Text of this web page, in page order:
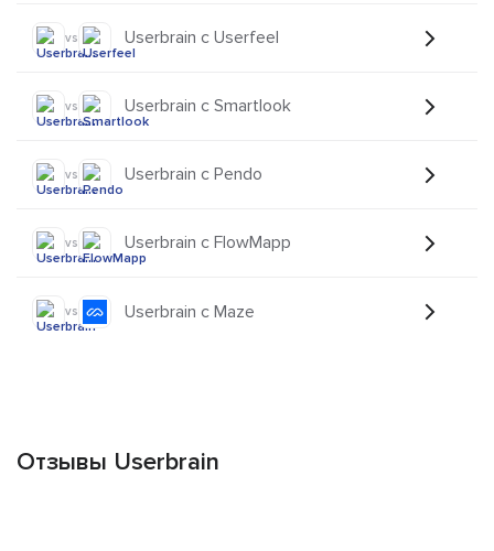
vs Userbrain с Userfeel
vs Userbrain с Smartlook
vs Userbrain с Pendo
vs Userbrain с FlowMapp
vs Userbrain с Maze
Отзывы Userbrain